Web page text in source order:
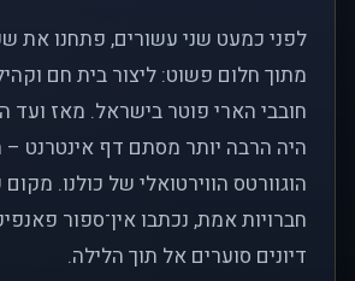
מתוך חלום פשוט: ליצור בית חם
חובבי הארי פוטר בישראל. מאז ועד
היה הרבה יותר מסתם דף אינטרנט –
הוגוורטס הווירטואלי של כולנו.
חברויות אמת, נכתבו אין־ספור
דיונים סוערים אל תוך הלילה.